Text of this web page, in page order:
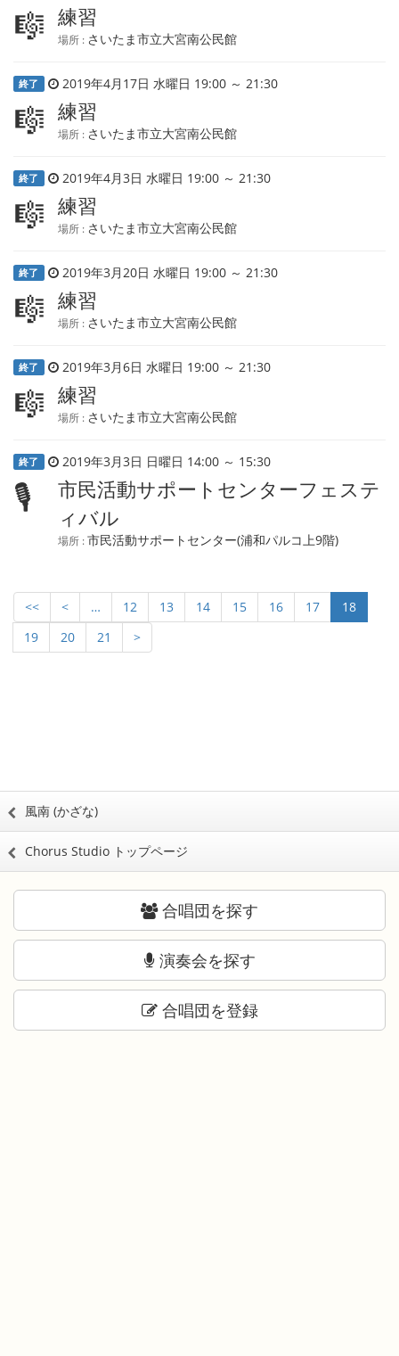
🎼 練習
場所 : さいたま市立大宮南公民館
終了 2019年4月17日 水曜日 19:00 ～ 21:30
🎼 練習
場所 : さいたま市立大宮南公民館
終了 2019年4月3日 水曜日 19:00 ～ 21:30
🎼 練習
場所 : さいたま市立大宮南公民館
終了 2019年3月20日 水曜日 19:00 ～ 21:30
🎼 練習
場所 : さいたま市立大宮南公民館
終了 2019年3月6日 水曜日 19:00 ～ 21:30
🎼 練習
場所 : さいたま市立大宮南公民館
終了 2019年3月3日 日曜日 14:00 ～ 15:30
🎙
市民活動サポートセンターフェステ
ィバル
場所 :市民活動サポートセンター(浦和パルコ上9階)
<< < … 12 13 14 15 16 17
18
19
20 21 >
風南 (かざな)
Chorus Studio トップページ
合唱団を探す
演奏会を探す
合唱団を登録